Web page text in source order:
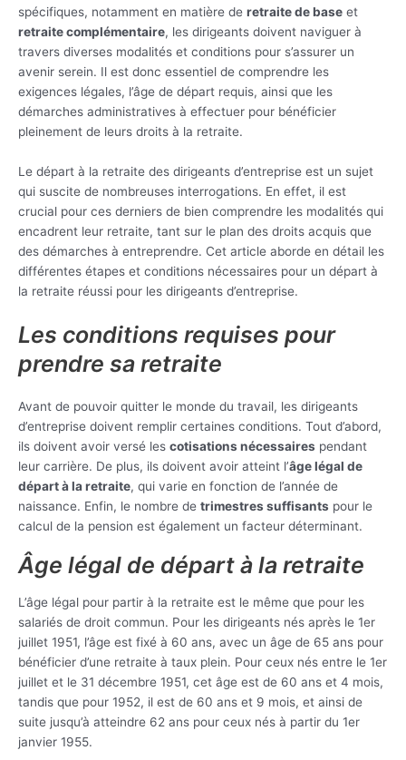
spécifiques, notamment en matière de retraite de base et
retraite complémentaire, les dirigeants doivent naviguer à
travers diverses modalités et conditions pour s’assurer un
avenir serein. Il est donc essentiel de comprendre les
exigences légales, l’âge de départ requis, ainsi que les
démarches administratives à effectuer pour bénéficier
pleinement de leurs droits à la retraite.
Le départ à la retraite des dirigeants d’entreprise est un sujet
qui suscite de nombreuses interrogations. En effet, il est
crucial pour ces derniers de bien comprendre les modalités qui
encadrent leur retraite, tant sur le plan des droits acquis que
des démarches à entreprendre. Cet article aborde en détail les
différentes étapes et conditions nécessaires pour un départ à
la retraite réussi pour les dirigeants d’entreprise.
Les conditions requises pour
prendre sa retraite
Avant de pouvoir quitter le monde du travail, les dirigeants
d’entreprise doivent remplir certaines conditions. Tout d’abord,
ils doivent avoir versé les cotisations nécessaires pendant
leur carrière. De plus, ils doivent avoir atteint l’âge légal de
départ à la retraite, qui varie en fonction de l’année de
naissance. Enfin, le nombre de trimestres suffisants pour le
calcul de la pension est également un facteur déterminant.
Âge légal de départ à la retraite
L’âge légal pour partir à la retraite est le même que pour les
salariés de droit commun. Pour les dirigeants nés après le 1er
juillet 1951, l’âge est fixé à 60 ans, avec un âge de 65 ans pour
bénéficier d’une retraite à taux plein. Pour ceux nés entre le 1er
juillet et le 31 décembre 1951, cet âge est de 60 ans et 4 mois,
tandis que pour 1952, il est de 60 ans et 9 mois, et ainsi de
suite jusqu’à atteindre 62 ans pour ceux nés à partir du 1er
janvier 1955.